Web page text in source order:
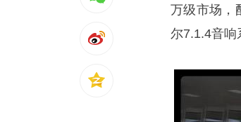
万级市场，
尔7.1.4音响